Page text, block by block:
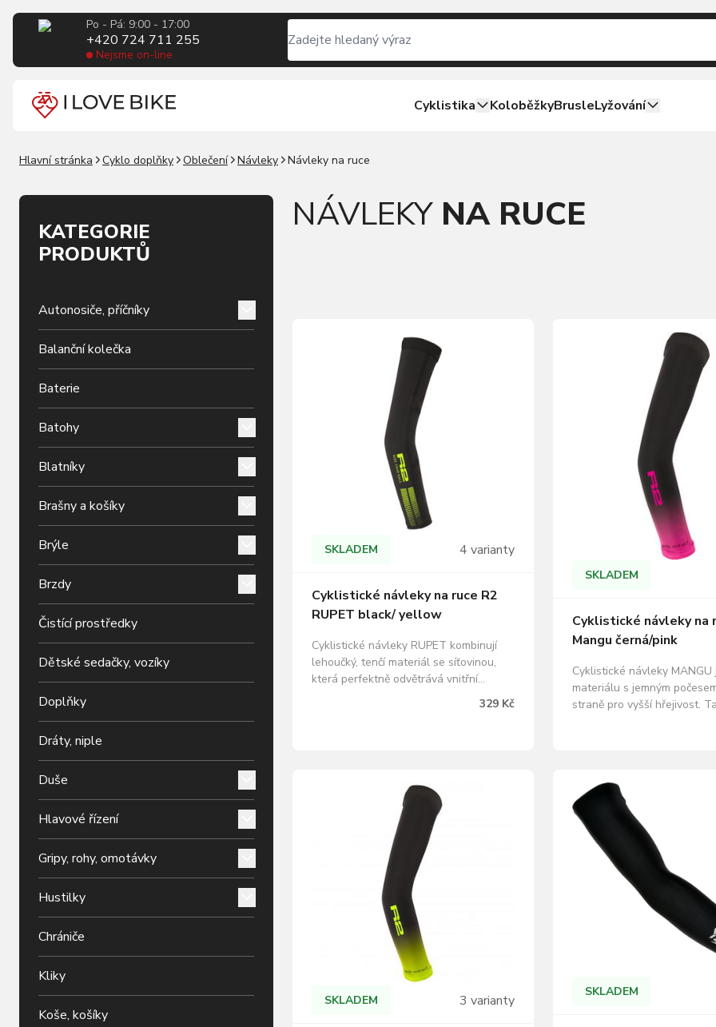
Po - Pá: 9:00 - 17:00
+420 724 711 255
Nejsme on-line
Cyklistika KoloběžkyBrusleLyžování
Hlavní stránka Cyklo doplňky Oblečení Návleky Návleky na ruce
KATEGORIE
PRODUKTŮ
Autonosiče, příčníky
Balanční kolečka
Baterie
Batohy
Blatníky
Brašny a košíky
Brýle
Brzdy
Čistící prostředky
Dětské sedačky, vozíky
Doplňky
Dráty, niple
Duše
Hlavové řízení
Gripy, rohy, omotávky
Hustilky
Chrániče
Kliky
Koše, košíky
NÁVLEKY NA RUCE
SKLADEM 4 varianty
Cyklistické návleky na ruce R2
RUPET black/ yellow
Cyklistické návleky RUPET kombinují
lehoučký, tenčí materiál se síťovinou,
která perfektně odvětrává vnitřní
předloktí. Jsou vybavené reflexním
potiskem, abyste si jízdu na kole mohli
329 Kč
SKLADEM
Cyklistické návleky na
Mangu černá/pink
Cyklistické návleky MANGU
materiálu s jemným
straně pro vyšší hřejivost.
nezůstávejte doma ani
10% Elastan Bezpečnostní
potisk Silikonový…
SKLADEM 3 varianty
SKLADEM